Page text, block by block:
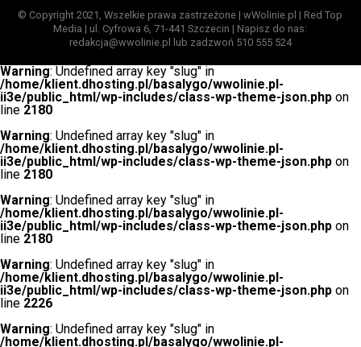
© Copyright 2021, Wszelkie prawa zastrzeżone | wWolinie.pl | Red Top
Media | ul. Cyfrowa 6, 71-441 Szczecin | Napisz do nas:
redakcja@wwolinie.pl lub zadzwoń 510 555 524
Warning: Undefined array key "slug" in
/home/klient.dhosting.pl/basalygo/wwolinie.pl-
ii3e/public_html/wp-includes/class-wp-theme-json.php on
line 2180
Warning: Undefined array key "slug" in
/home/klient.dhosting.pl/basalygo/wwolinie.pl-
ii3e/public_html/wp-includes/class-wp-theme-json.php on
line 2180
Warning: Undefined array key "slug" in
/home/klient.dhosting.pl/basalygo/wwolinie.pl-
ii3e/public_html/wp-includes/class-wp-theme-json.php on
line 2180
Warning: Undefined array key "slug" in
/home/klient.dhosting.pl/basalygo/wwolinie.pl-
ii3e/public_html/wp-includes/class-wp-theme-json.php on
line 2226
Warning: Undefined array key "slug" in
/home/klient.dhosting.pl/basalygo/wwolinie.pl-